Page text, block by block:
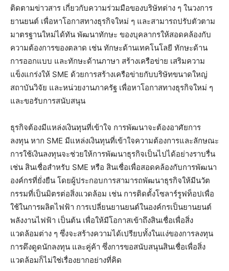
ติดตามข่าวสาร เกี่ยวกับความร่วมมือของบริษัทต่าง ๆ ในวงการ
ยานยนต์ เพื่อหาโอกาสทางธุรกิจใหม่ ๆ และสามารถปรับตัวตาม
มาตรฐานใหม่ได้ทัน พัฒนาทักษะ ของบุคลากรให้สอดคล้องกับ
ความต้องการของตลาด เช่น ทักษะด้านเทคโนโลยี ทักษะด้าน
การออกแบบ และทักษะด้านภาษา สร้างเครือข่าย เสริมความ
แข็งแกร่งให้ SME ด้วยการสร้างเครือข่ายกับบริษัทขนาดใหญ่
สถาบันวิจัย และหน่วยงานภาครัฐ เพื่อหาโอกาสทางธุรกิจใหม่ ๆ
และขอรับการสนับสนุน
ธุรกิจต้องมีแหล่งเงินทุนที่เข้าใจ การพัฒนาจะต้องอาศัยการ
ลงทุน หาก SME มีแหล่งเงินทุนที่เข้าใจความต้องการและลักษณะ
การใช้เงินลงทุนจะช่วยให้การพัฒนาธุรกิจเป็นไปได้อย่างราบรื่น
เช่น สินเชื่อสำหรับ SME หรือ สินเชื่อเพื่อสอดคล้องกับการพัฒนา
องค์กรที่ยั่งยืน โดยผู้ประกอบการสามารถพัฒนาธุรกิจให้มีนวัต
กรรมที่เป็นมิตรต่อสิ่งแวดล้อม เช่น การติดตั้งโซลาร์รูฟท็อปเพื่อ
ใช้ในการผลิตไฟฟ้า การเปลี่ยนยานยนต์ในองค์กรเป็นยานยนต์
พลังงานไฟฟ้า เป็นต้น เพื่อให้มีโอกาสเข้าถึงสินเชื่อเพื่อสิ่ง
แวดล้อมต่าง ๆ ซึ่งจะสร้างความได้เปรียบทั้งในแง่ของการลงทุน
การดึงดูดนักลงทุน และคู่ค้า ซึ่งการขอสนับสนุนสินเชื่อเพื่อสิ่ง
แวดล้อมก็ไม่ใช่เรื่องยากอย่างที่คิด